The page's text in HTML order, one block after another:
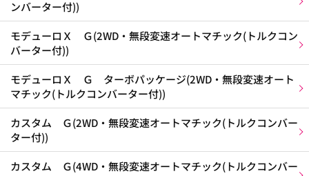
ンバーター付))
モデューロＸ Ｇ(2WD・無段変速オートマチック(トルクコン
バーター付))
モデューロＸ Ｇ ターボパッケージ(2WD・無段変速オート
マチック(トルクコンバーター付))
カスタム Ｇ(2WD・無段変速オートマチック(トルクコンバー
ター付))
カスタム Ｇ(4WD・無段変速オートマチック(トルクコンバー